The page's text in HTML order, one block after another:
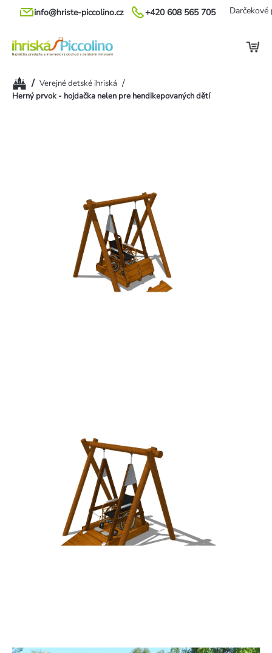
Prejsť
+420 608 565 705
info@hriste-piccolino.cz Darčekové
Domov
/ Verejné detské ihriská /
Herný prvok - hojdačka nelen pre hendikepovaných dětí